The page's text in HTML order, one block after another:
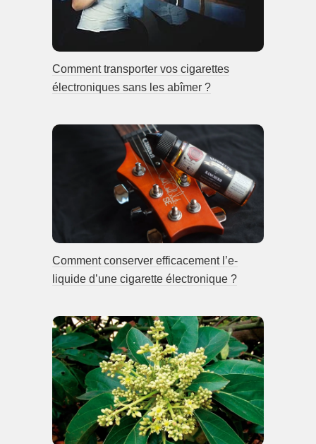
Comment transporter vos cigarettes
électroniques sans les abîmer ?
Comment conserver efficacement l’e-
liquide d’une cigarette électronique ?